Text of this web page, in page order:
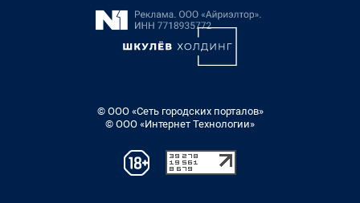
© ООО «Сеть городских порталов»
© ООО «Интернет Технологии»